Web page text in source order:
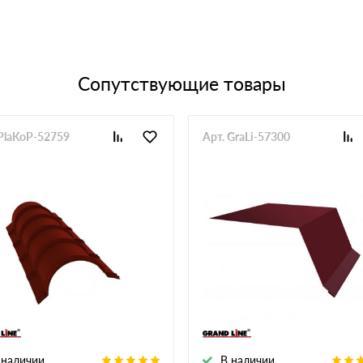
Сопутствующие товары
52759
В наличии
Арт. GraLi-57300